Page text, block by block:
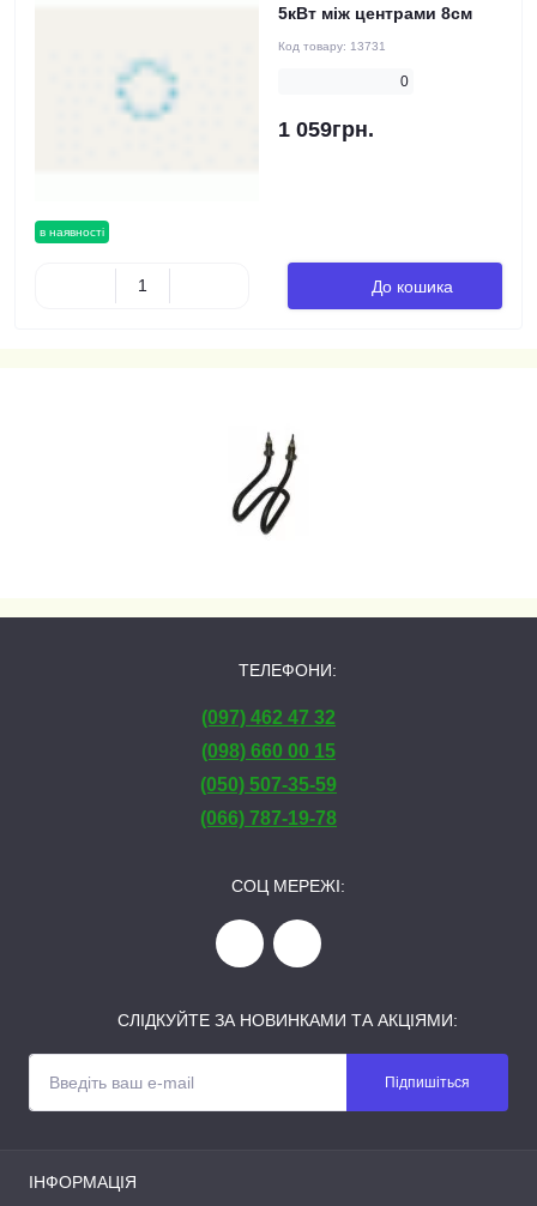
в наявності
5кВт між центрами 8см
Код товару: 13731
0
1 059грн.
До кошика
ТЕЛЕФОНИ:
(097) 462 47 32
(098) 660 00 15
(050) 507-35-59
(066) 787-19-78
СОЦ МЕРЕЖІ:
СЛІДКУЙТЕ ЗА НОВИНКАМИ ТА АКЦІЯМИ:
Підпишіться
ІНФОРМАЦІЯ